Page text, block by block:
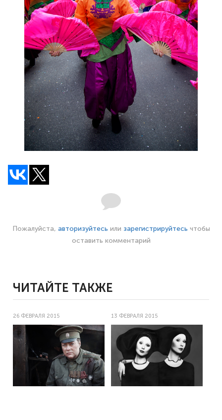
Пожалуйста, авторизуйтесь или зарегистрируйтесь чтобы
оставить комментарий
ЧИТАЙТЕ ТАКЖЕ
26 ФЕВРАЛЯ 2015 13 ФЕВРАЛЯ 2015